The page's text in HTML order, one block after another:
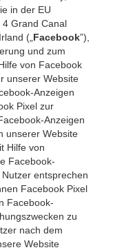
in der EU
Grand Canal
(„ Facebook”),
und zum
von Facebook
unserer Website
Anzeigen
Pixel zur
Anzeigen
unserer Website
Hilfe von
Facebook-
entsprechen
Facebook Pixel
Facebook-
zu
nach dem
Website